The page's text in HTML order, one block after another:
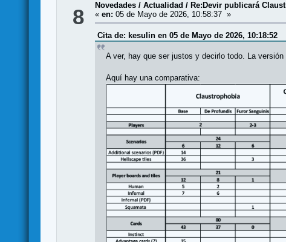
8 Novedades / Actualidad / Re:Devir publicará
«en: 05 de Mayo de 2026, 10:58:37 »
Cita de: kesulin en 05 de Mayo de 2026, 10:18:52
A ver, hay que ser justos y decirlo todo. La
Aquí hay una comparativa: